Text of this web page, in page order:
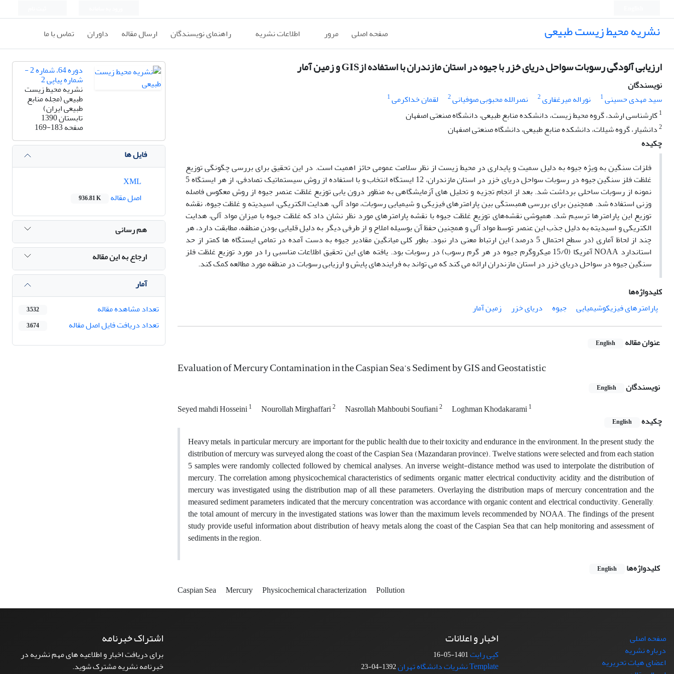
نشریه محیط زیست طبیعی صفحه اصلی مرور اطلاعات نشریه راهنمای نویسندگان ارسال مقاله داوران تماس با ما
ارزیابی آلودگی رسوبات سواحل دریای خزر با جیوه در استان مازندران با استفاده ازGIS و زمین آمار
نویسندگان
سید مهدی حسینی1 نوراله میرغفاری2 نصرالله محبوبی صوفیانی2 لقمان خداکرمی1
1کارشناسی ارشد، گروه محیط زیست، دانشکده منابع طبیعی، دانشگاه صنعتی اصفهان
2دانشیار، گروه شیلات، دانشکده منابع طبیعی، دانشگاه صنعتی اصفهان
چکیده
فلزات سنگین به ویژه جیوه به دلیل سمیت و پایداری در محیط زیست از نظر سلامت عمومی حائز اهمیت است. در این تحقیق برای بررسی چگونگی توزیع
غلظت فلز سنگین جیوه در رسوبات سواحل دریای خزر در استان مازندران، 12 ایستگاه انتخاب و با استفاده از روش سیستماتیک تصادفی، از هر ایستگاه 5
نمونه از رسوبات ساحلی برداشت شد. بعد از انجام تجزیه و تحلیل های آزمایشگاهی به منظور درون یابی توزیع غلظت عنصر جیوه از روش معکوس فاصله
وزنی استفاده شد. همچنین برای بررسی همبستگی بین پارامترهای فیزیکی و شیمیایی رسوبات، مواد آلی، هدایت الکتریکی، اسیدیته و غلظت جیوه، نقشه
توزیع این پارامترها ترسیم شد. همپوشی نقشه‌های توزیع غلظت جیوه با نقشه پارامترهای مورد نظر نشان داد که غلظت جیوه با میزان مواد آلی، هدایت
الکتریکی و اسیدیته به دلیل جذب این عنصر توسط مواد آلی و همچنین حفظ آن بوسیله املاح و از طرفی دیگر به دلیل قلیایی بودن منطقه، مطابقت دارد، هر
چند از لحاظ آماری (در سطح احتمال 5 درصد) این ارتباط معنی دار نبود. بطور کلی میانگین مقادیر جیوه به دست آمده در تمامی ایستگاه ها کمتر از حد
استاندارد NOAA آمریکا (15/0 میکروگرم جیوه در هر گرم رسوب) در رسوبات بود. یافته های این تحقیق اطلاعات مناسبی را در مورد توزیع غلظت فلز
سنگین جیوه در سواحل دریای خزر در استان مازندران ارائه می کند که می تواند به فرایندهای پایش و ارزیابی رسوبات در منطقه مورد مطالعه کمک کند.
کلیدواژه‌ها
پارامترهای فیزیکوشیمیایی
جیوه دریای خزر زمین آمار
عنوان مقاله English
Evaluation of Mercury Contamination in the Caspian Sea’s Sediment by GIS and Geostatistic
نویسندگان English
Seyed mahdi Hosseini1 Nourollah Mirghaffari2 Nasrollah Mahboubi Soufiani2 Loghman Khodakarami1
چکیده English
Heavy metals, in particular mercury, are important for the public health due to their toxicity and endurance in the environment. In the present study, the
distribution of mercury was surveyed along the coast of the Caspian Sea (Mazandaran province). Twelve stations were selected and from each station
5 samples were randomly collected followed by chemical analyses. An inverse weight-distance method was used to interpolate the distribution of
mercury. The correlation among physicochemical characteristics of sediments, organic matter, electrical conductivity, acidity, and the distribution of
mercury was investigated using the distribution map of all these parameters. Overlaying the distribution maps of mercury concentration and the
measured sediment parameters indicated that the mercury concentration was accordance with organic content and electrical conductivity. Generally,
the total amount of mercury in the investigated stations was lower than the maximum levels recommended by NOAA. The findings of the present
study provide useful information about distribution of heavy metals along the coast of the Caspian Sea that can help monitoring and assessment of
sediments in the region.
کلیدواژه‌ها
English
Caspian Sea Mercury Physicochemical characterization Pollution
دوره 64، شماره 2 -
شماره پیاپی 2
نشریه محیط زیست
طبیعی (مجله منابع
طبیعی ایران)
تابستان 1390
صفحه169-183
فایل ها
اصل مقاله
936.81 K
هم رسانی
ارجاع به این مقاله
آمار
تعداد مشاهده مقاله
3,532
تعداد دریافت فایل اصل مقاله 3,674
صفحه اصلی
درباره نشریه
اعضای هیات تحریریه
اخبار و اعلانات
کپی رایت1401-05-16
Template نشریات دانشگاه تهران 1392-04-23
اشتراک خبرنامه
برای دریافت اخبار و اطلاعیه های مهم نشریه در
خبرنامه نشریه مشترک شوید.